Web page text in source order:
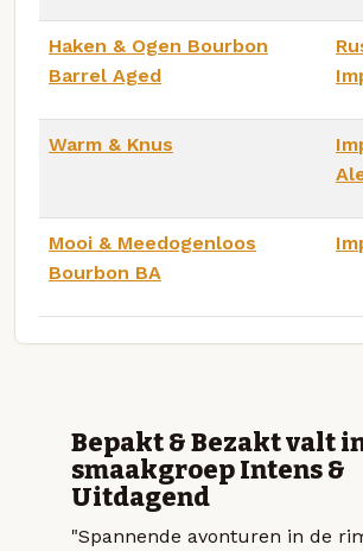
Haken & Ogen Bourbon
Barrel Aged
Warm & Knus
Mooi & Meedogenloos
Bourbon BA
Bepakt & Bezakt valt
smaakgroep Intens &
Uitdagend
"Spannende avonturen in de